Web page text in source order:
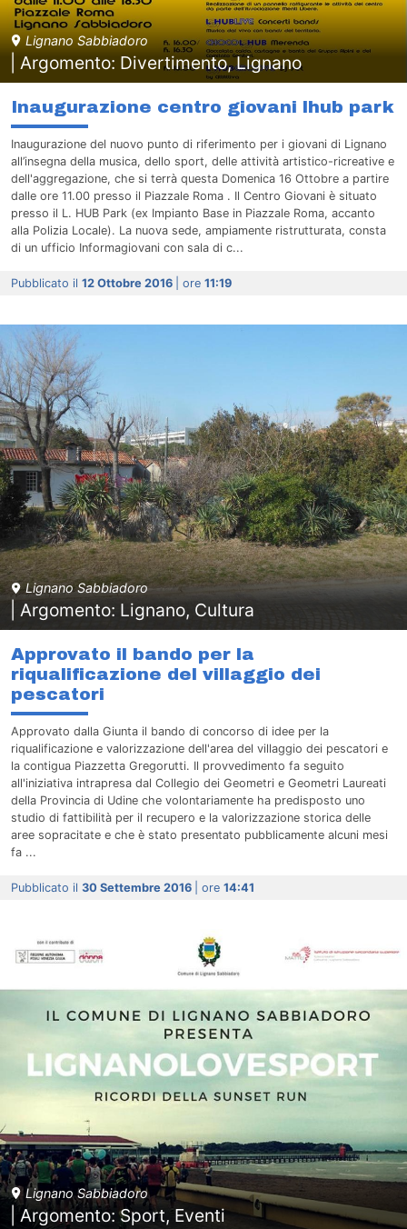
Lignano Sabbiadoro
| Argomento: Divertimento, Lignano
Inaugurazione centro giovani lhub park
Inaugurazione del nuovo punto di riferimento per i giovani di Lignano
all’insegna della musica, dello sport, delle attività artistico-ricreative e
dell'aggregazione, che si terrà questa Domenica 16 Ottobre a partire
dalle ore 11.00 presso il Piazzale Roma . Il Centro Giovani è situato
presso il L. HUB Park (ex Impianto Base in Piazzale Roma, accanto
alla Polizia Locale). La nuova sede, ampiamente ristrutturata, consta
di un ufficio Informagiovani con sala di c...
Pubblicato il 12 Ottobre 2016 | ore 11:19
Lignano Sabbiadoro
| Argomento: Lignano, Cultura
Approvato il bando per la
riqualificazione del villaggio dei
pescatori
Approvato dalla Giunta il bando di concorso di idee per la
riqualificazione e valorizzazione dell'area del villaggio dei pescatori e
la contigua Piazzetta Gregorutti. Il provvedimento fa seguito
all'iniziativa intrapresa dal Collegio dei Geometri e Geometri Laureati
della Provincia di Udine che volontariamente ha predisposto uno
studio di fattibilità per il recupero e la valorizzazione storica delle
aree sopracitate e che è stato presentato pubblicamente alcuni mesi
fa ...
Pubblicato il 30 Settembre 2016 | ore 14:41
Lignano Sabbiadoro
| Argomento: Sport, Eventi